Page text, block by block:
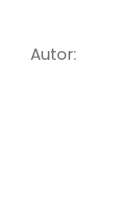
Autor: